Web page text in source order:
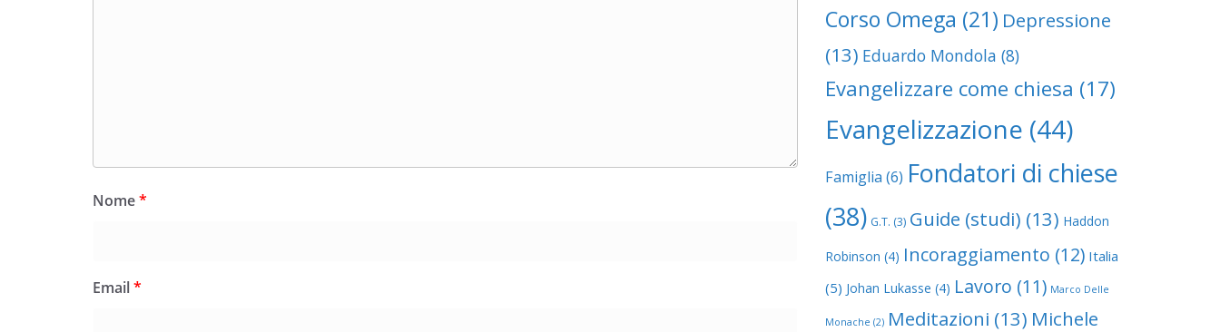
Nome*
Email*
Corso Omega (21) Depressione
(13) Eduardo Mondola (8)
Evangelizzare come chiesa (17)
Evangelizzazione (44)
Famiglia (6) Fondatori di chiese
(38) G.T. (3) Guide (studi) (13) Haddon
Robinson (4) Incoraggiamento (12) Italia
(5) Johan Lukasse (4) Lavoro (11) Marco Delle
Monache (2) Meditazioni (13) Michele